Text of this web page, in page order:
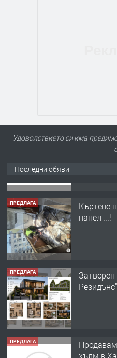
Удоволствието си има
Последни обяви
Къртене
панел ...!
ПРЕДЛАГА
ПРЕДЛАГА
хълм в
537 426